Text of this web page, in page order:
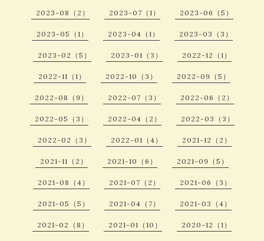
2023-08（2） 2023-07（1） 2023-06（5）
2023-05（1） 2023-04（1） 2023-03（3）
2023-02（5） 2023-01（3） 2022-12（1）
2022-11（1） 2022-10（3） 2022-09（5）
2022-08（9） 2022-07（3） 2022-06（2）
2022-05（3） 2022-04（2） 2022-03（3）
2022-02（3） 2022-01（4） 2021-12（2）
2021-11（2） 2021-10（6） 2021-09（5）
2021-08（4） 2021-07（2） 2021-06（3）
2021-05（5） 2021-04（7） 2021-03（4）
2021-02（8） 2021-01（10） 2020-12（1）